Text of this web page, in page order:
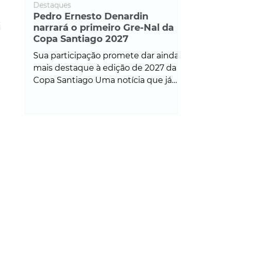
Pedro Ernesto Denardin
narrará o primeiro Gre-Nal da
Copa Santiago 2027
Sua participação promete dar ainda
mais destaque à edição de 2027 da
Copa Santiago Uma notícia que já
Destaques